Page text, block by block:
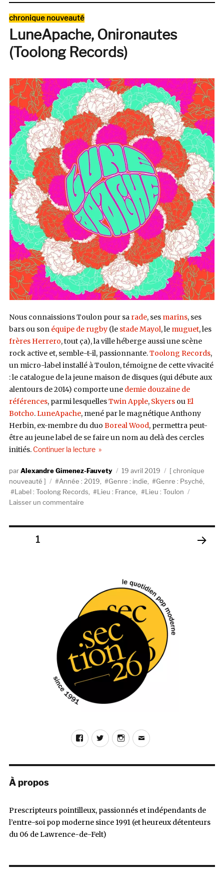
Crosby,
Stills
Atlantic)
Catégories
chronique nouveauté
LuneApache, Onironautes
(Toolong Records)
Nous connaissions Toulon pour sa rade, ses marins, ses
bars ou son équipe de rugby(le stade Mayol, le muguet, les
frères Herrero, tout ça), la ville héberge aussi une scène
rock active et, semble-t-il, passionnante.Toolong Records,
un micro-label installé à Toulon, témoigne de cette vivacité
: le catalogue de la jeune maison de disques (qui débute aux
alentours de 2014) comporte une demie douzaine de
références, parmi lesquellesTwin Apple, SkyersouEl
Botcho.LuneApache, mené par le magnétique Anthony
Herbin, ex-membre du duo Boreal Wood, permettra peut-
être au jeune label de se faire un nom au delà des cercles
initiés. Continuer la lecturede « LuneApache, Onironautes (Toolong
AuteurAlexandre Gimenez-Fauvety
Publié
le
19 avril 2019 Catégories
chronique
nouveauté
Étiquettes
Année : 2019 Genre : indie Genre : Psyché
Label : Toolong Records
Lieu : France
Lieu : Toulon
Laisser un commentairesur
Pagination
PAGE1
FacebookTwitterInstagram
E-
À propos
Prescripteurs pointilleux, passionnés et indépendants de
l’entre-soi pop moderne since 1991 (et heureux détenteurs
du 06 de Lawrence-de-Felt)